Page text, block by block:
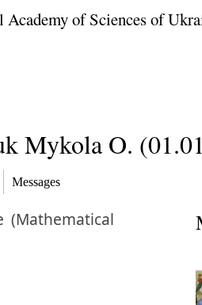
Academy of Sciences of
Mykola O.
Messages
(Mathematical